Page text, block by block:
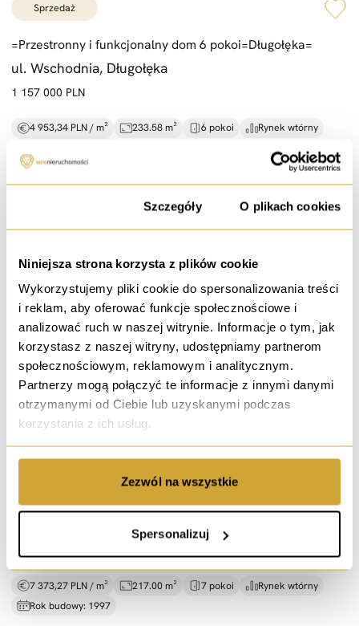
Szczegóły O plikach cookies
Niniejsza strona korzysta z plików cookie
Wykorzystujemy pliki cookie do spersonalizowania treści
i reklam, aby oferować funkcje społecznościowe i
analizować ruch w naszej witrynie. Informacje o tym, jak
korzystasz z naszej witryny, udostępniamy partnerom
społecznościowym, reklamowym i analitycznym.
Partnerzy mogą połączyć te informacje z innymi danymi
otrzymanymi od Ciebie lub uzyskanymi podczas
korzystania z ich usług.
Zezwól na wszystkie
Spersonalizuj
sprzedaż
=Przestronny i funkcjonalny dom 6 pokoi=Długołęka=
ul. Wschodnia, Długołęka
1 157 000 PLN
4 953,34 PLN / m² 233.58 m² 6 pokoi
Rynek wtórny
Dom z ogrodem i antresolą |136,73 m² |Opatowice
ul. Opatowicka, Wrocław
1 150 000 PLN
8 410,74 PLN / m² 136.73 m² 4 pokoje
Rynek pierwotny
Szereg we Wrocławiu -z garażem i podwórkiem
ul. Belgijska, Wrocław
7 373,27 PLN / m² 217.00 m² 7 pokoi
Rynek wtórny
Rok budowy: 1997